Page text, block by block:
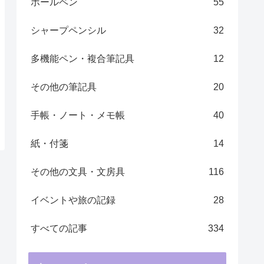
シャープペンシル 32
多機能ペン・複合筆記具 12
その他の筆記具 20
手帳・ノート・メモ帳 ​ 40
紙・付箋 14
その他の文具・文房具 116
イベントや旅の記録 28
すべての記事 334